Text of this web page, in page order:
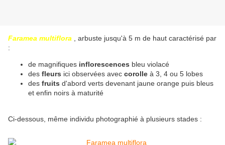
Faramea multiflora , arbuste jusqu'à 5 m de haut caractérisé par
:
de magnifiques inflorescences bleu violacé
des fleurs ici observées avec corolle à 3, 4 ou 5 lobes
des fruits d'abord verts devenant jaune orange puis bleus
et enfin noirs à maturité
Ci-dessous, même individu photographié à plusieurs stades :